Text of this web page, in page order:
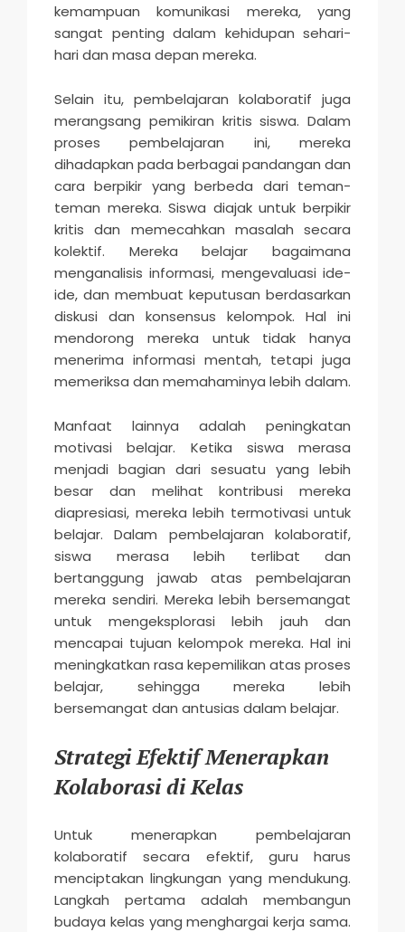
kemampuan komunikasi mereka, yang
sangat penting dalam kehidupan sehari-
hari dan masa depan mereka.
Selain itu, pembelajaran kolaboratif juga
merangsang pemikiran kritis siswa. Dalam
proses pembelajaran ini, mereka
dihadapkan pada berbagai pandangan dan
cara berpikir yang berbeda dari teman-
teman mereka. Siswa diajak untuk berpikir
kritis dan memecahkan masalah secara
kolektif. Mereka belajar bagaimana
menganalisis informasi, mengevaluasi ide-
ide, dan membuat keputusan berdasarkan
diskusi dan konsensus kelompok. Hal ini
mendorong mereka untuk tidak hanya
menerima informasi mentah, tetapi juga
memeriksa dan memahaminya lebih dalam.
Manfaat lainnya adalah peningkatan
motivasi belajar. Ketika siswa merasa
menjadi bagian dari sesuatu yang lebih
besar dan melihat kontribusi mereka
diapresiasi, mereka lebih termotivasi untuk
belajar. Dalam pembelajaran kolaboratif,
siswa merasa lebih terlibat dan
bertanggung jawab atas pembelajaran
mereka sendiri. Mereka lebih bersemangat
untuk mengeksplorasi lebih jauh dan
mencapai tujuan kelompok mereka. Hal ini
meningkatkan rasa kepemilikan atas proses
belajar, sehingga mereka lebih
bersemangat dan antusias dalam belajar.
Strategi Efektif Menerapkan
Kolaborasi di Kelas
Untuk menerapkan pembelajaran
kolaboratif secara efektif, guru harus
menciptakan lingkungan yang mendukung.
Langkah pertama adalah membangun
budaya kelas yang menghargai kerja sama.